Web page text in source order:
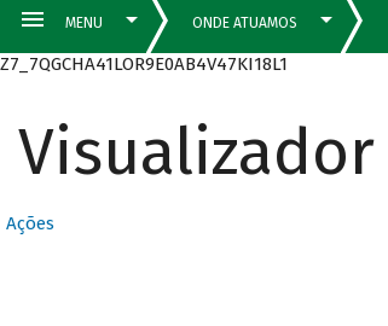
Z7_7QGCHA41LOR9E0AB4V47KI18L1
Ações